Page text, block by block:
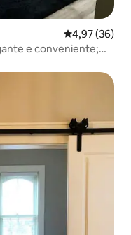
4,97 de uma
4,97 (36)
e conveniente;